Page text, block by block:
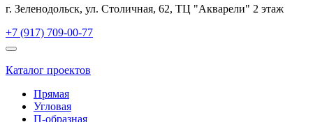
г. Зеленодольск, ул. Столичная, 62, ТЦ "Акварели" 2 этаж
+7 (917) 709-00-77
Каталог проектов
Прямая
Угловая
П-образная